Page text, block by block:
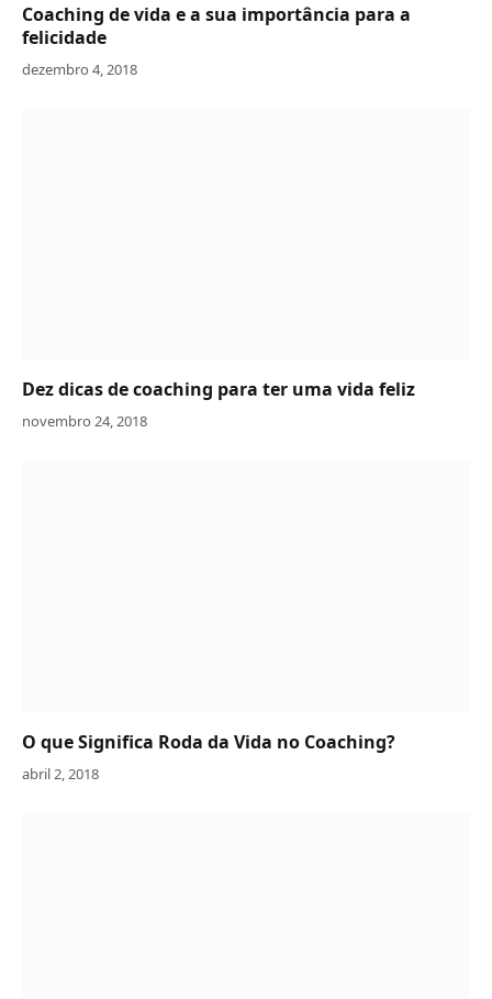
Coaching de vida e a sua importância para a
felicidade
dezembro 4, 2018
Dez dicas de coaching para ter uma vida feliz
novembro 24, 2018
O que Significa Roda da Vida no Coaching?
abril 2, 2018